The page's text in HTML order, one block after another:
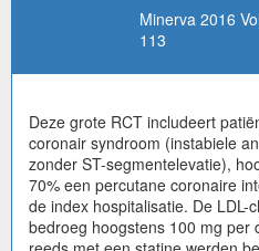
Minerva 2016
113
Deze grote RCT includeert
coronair syndroom (instabiele
zonder ST-segmentelevatie),
70% een percutane coronaire
de index hospitalisatie. De LDL-
bedroeg hoogstens 100 mg per